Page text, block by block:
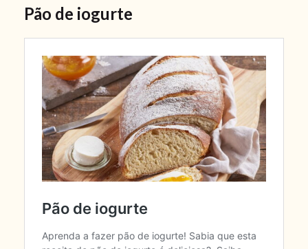
Pão de iogurte